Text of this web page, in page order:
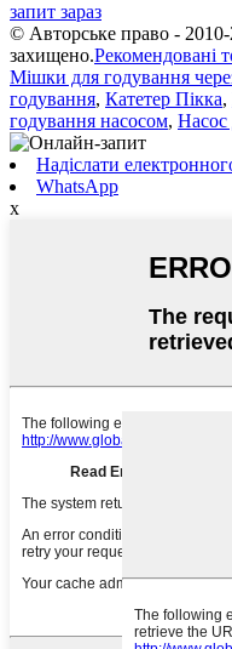
запит зараз
© Авторське право - 2010-
захищено.Рекомендовані
Мішки для годування
годування, Катетер Пікка,
годування насосом, Насос
Надіслати
WhatsApp
x